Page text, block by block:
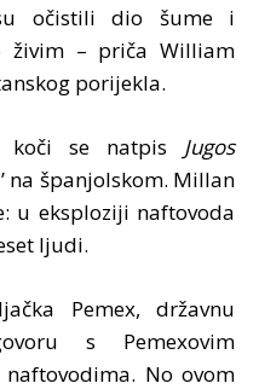
očistili dio šume i
živim – priča William
porijekla.
koči se natpis Jugos
na španjolskom. Millan
u eksploziji naftovoda
ljudi.
Pemex, državnu
s Pemexovim
No ovom